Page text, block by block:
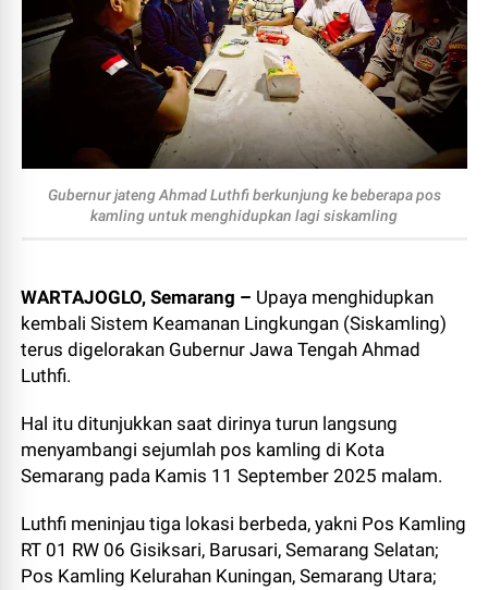
Gubernur jateng Ahmad Luthfi berkunjung ke beberapa pos
kamling untuk menghidupkan lagi siskamling
WARTAJOGLO, Semarang – Upaya menghidupkan
kembali Sistem Keamanan Lingkungan (Siskamling)
terus digelorakan Gubernur Jawa Tengah Ahmad
Luthfi.
Hal itu ditunjukkan saat dirinya turun langsung
menyambangi sejumlah pos kamling di Kota
Semarang pada Kamis 11 September 2025 malam.
Luthfi meninjau tiga lokasi berbeda, yakni Pos Kamling
RT 01 RW 06 Gisiksari, Barusari, Semarang Selatan;
Pos Kamling Kelurahan Kuningan, Semarang Utara;